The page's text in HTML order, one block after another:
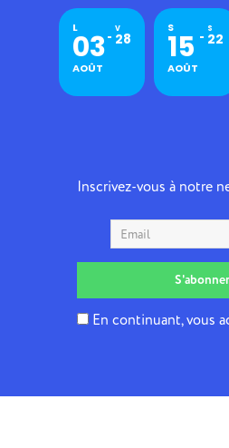
L
03
AOÛT
V
28
S
15
AOÛT
S
22
Inscrivez-vous à notre
En continuant, vous